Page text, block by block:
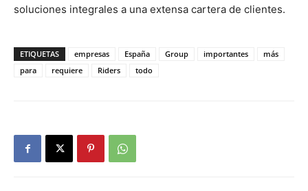
soluciones integrales a una extensa cartera de clientes.
ETIQUETAS empresas España Group importantes
más
para
requiere Riders todo